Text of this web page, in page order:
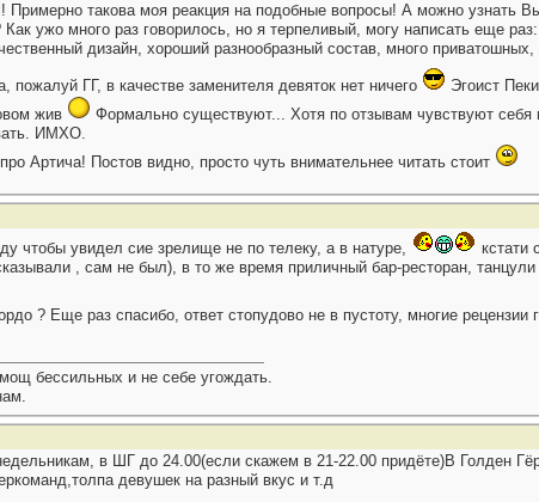
такова моя реакция на подобные вопросы! А можно узнать Вы
ужо много раз говорилось, но я терпеливый, могу написать еще
дизайн, хороший разнообразный состав, много
пожалуй ГГ, в качестве заменителя девяток нет ничего
Эгоист
жив
Формально существуют... Хотя по отзывам чувствуют
ИМХО.
Артича! Постов видно, просто чуть внимательнее читать стоит
чтобы увидел сие зрелище не по телеку, а в натуре,
кстати
, сам не был), в то же время приличный бар-ресторан, танцули
? Еще раз спасибо, ответ стопудово не в пустоту, многие
бессильных и не себе угождать.
в ШГ до 24.00(если скажем в 21-22.00 придёте)В Голден
девушек на разный вкус и т.д